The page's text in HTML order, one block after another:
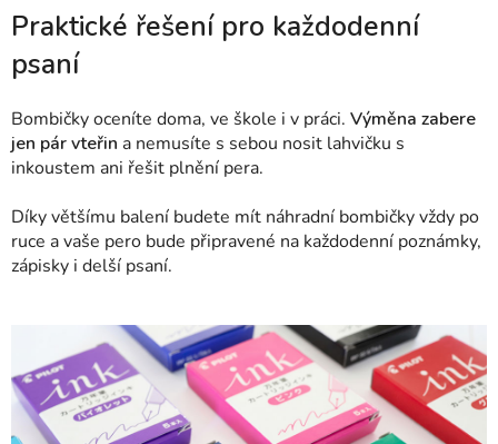
Praktické řešení pro každodenní
psaní
Bombičky oceníte doma, ve škole i v práci. Výměna zabere
jen pár vteřin a nemusíte s sebou nosit lahvičku s
inkoustem ani řešit plnění pera.
Díky většímu balení budete mít náhradní bombičky vždy po
ruce a vaše pero bude připravené na každodenní poznámky,
zápisky i delší psaní.